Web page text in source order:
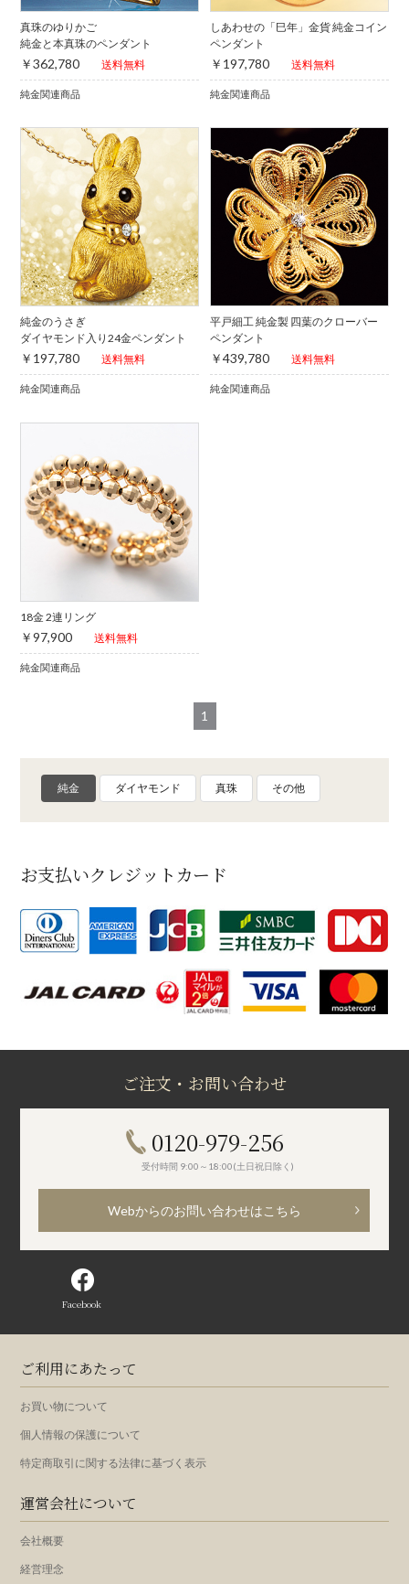
真珠のゆりかご
純金と本真珠のペンダント
￥362,780 送料無料
純金関連商品
しあわせの「巳年」金貨 純金コイン
ペンダント
￥197,780 送料無料
純金関連商品
純金のうさぎ
ダイヤモンド入り24金ペンダント
￥197,780 送料無料
純金関連商品
平戸細工 純金製 四葉のクローバー
ペンダント
￥439,780 送料無料
純金関連商品
18金 2連リング
￥97,900 送料無料
純金関連商品
1
純金 ダイヤモンド 真珠 その他
お支払いクレジットカード
ご注文・お問い合わせ
0120-979-256
受付時間 9:00～18:00(土日祝日除く)
Webからのお問い合わせはこちら
Facebook
ご利用にあたって
お買い物について
個人情報の保護について
特定商取引に関する法律に基づく表示
運営会社について
会社概要
経営理念